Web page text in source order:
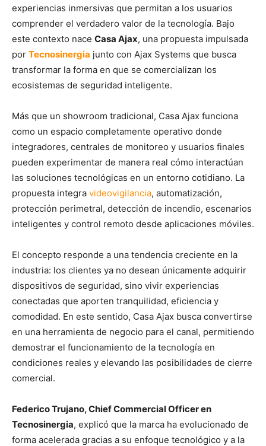
experiencias inmersivas que permitan a los usuarios
comprender el verdadero valor de la tecnología. Bajo
este contexto nace Casa Ajax, una propuesta impulsada
por Tecnosinergia junto con Ajax Systems que busca
transformar la forma en que se comercializan los
ecosistemas de seguridad inteligente.
Más que un showroom tradicional, Casa Ajax funciona
como un espacio completamente operativo donde
integradores, centrales de monitoreo y usuarios finales
pueden experimentar de manera real cómo interactúan
las soluciones tecnológicas en un entorno cotidiano. La
propuesta integra videovigilancia, automatización,
protección perimetral, detección de incendio, escenarios
inteligentes y control remoto desde aplicaciones móviles.
El concepto responde a una tendencia creciente en la
industria: los clientes ya no desean únicamente adquirir
dispositivos de seguridad, sino vivir experiencias
conectadas que aporten tranquilidad, eficiencia y
comodidad. En este sentido, Casa Ajax busca convertirse
en una herramienta de negocio para el canal, permitiendo
demostrar el funcionamiento de la tecnología en
condiciones reales y elevando las posibilidades de cierre
comercial.
Federico Trujano, Chief Commercial Officer en
Tecnosinergia, explicó que la marca ha evolucionado de
forma acelerada gracias a su enfoque tecnológico y a la